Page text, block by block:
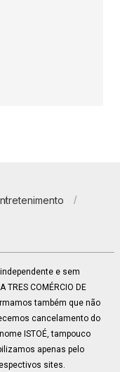
independente e sem
COMÉRCIO DE
também que não
cancelamento do
ISTOÉ, tampouco
apenas pelo
sites.